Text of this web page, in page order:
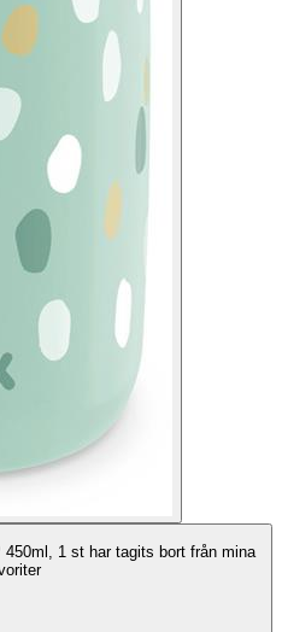
1 st har tagits bort från mina